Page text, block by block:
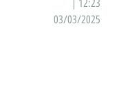
03/03/2025